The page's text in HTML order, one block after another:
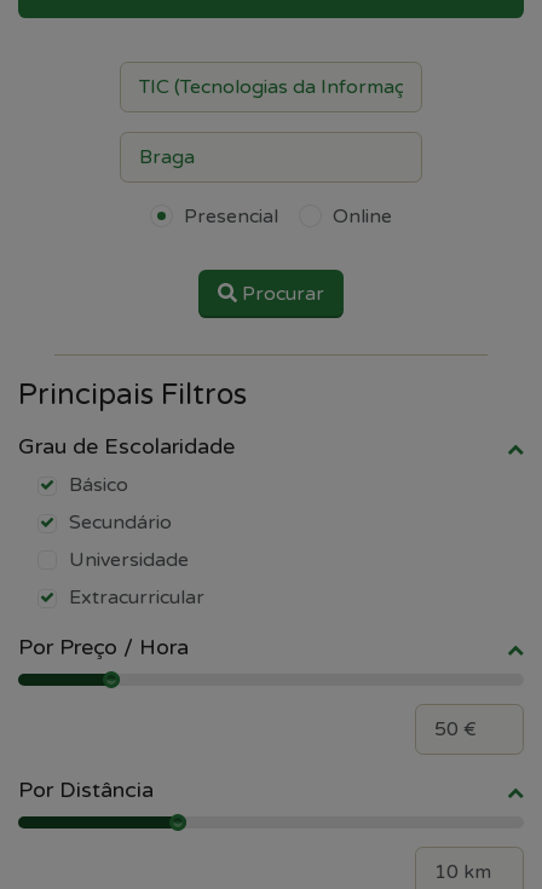
Presencial Online
Procurar
Principais Filtros
Grau de Escolaridade
Básico
Secundário
Universidade
Extracurricular
Por Preço / Hora
Por Distância